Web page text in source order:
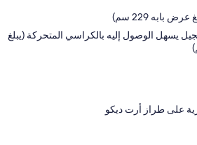
بابه 229 سم)
يسهل الوصول إليه بالكراسي المتحركة (يبلغ
على طراز أرت ديكو